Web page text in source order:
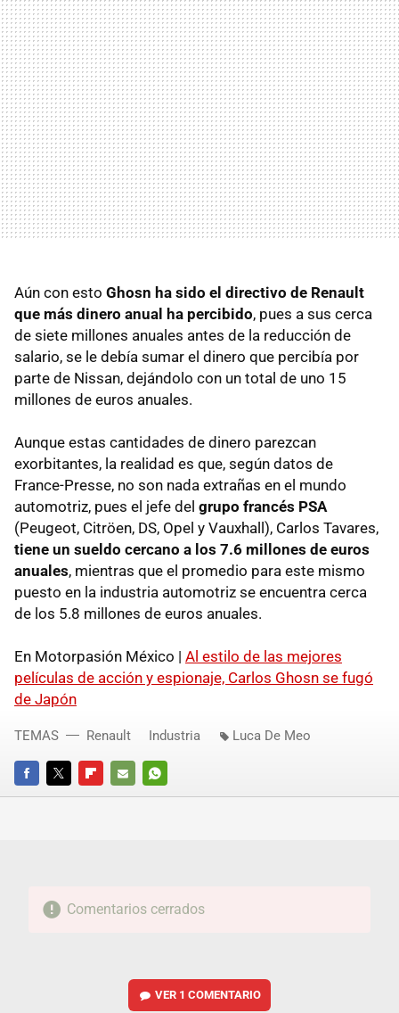
Aún con esto Ghosn ha sido el directivo de Renault
que más dinero anual ha percibido, pues a sus cerca
de siete millones anuales antes de la reducción de
salario, se le debía sumar el dinero que percibía por
parte de Nissan, dejándolo con un total de uno 15
millones de euros anuales.
Aunque estas cantidades de dinero parezcan
exorbitantes, la realidad es que, según datos de
France-Presse, no son nada extrañas en el mundo
automotriz, pues el jefe del grupo francés PSA
(Peugeot, Citröen, DS, Opel y Vauxhall), Carlos Tavares,
tiene un sueldo cercano a los 7.6 millones de euros
anuales, mientras que el promedio para este mismo
puesto en la industria automotriz se encuentra cerca
de los 5.8 millones de euros anuales.
En Motorpasión México | Al estilo de las mejores
películas de acción y espionaje, Carlos Ghosn se fugó
de Japón
FACEBOOKTWITTERFLIPBOARD
E-
WHATSAPP
TEMAS Renault Industria Luca De Meo
Comentarios cerrados
VER 1 COMENTARIO